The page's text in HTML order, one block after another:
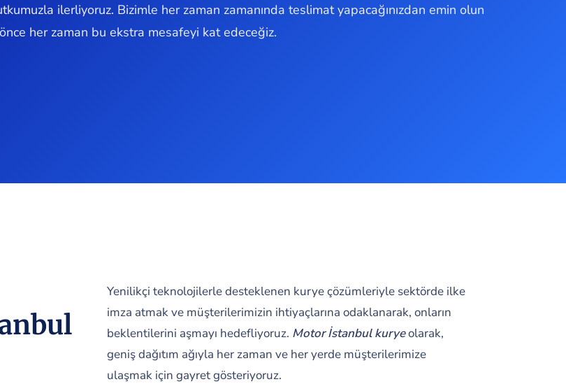
ilerliyoruz. Bizimle her zaman zamanında teslimat yapacağınızdan emin olun
her zaman bu ekstra mesafeyi kat edeceğiz.
Yenilikçi teknolojilerle desteklenen kurye çözümleriyle sektörde ilke
imza atmak ve müşterilerimizin ihtiyaçlarına odaklanarak, onların
beklentilerini aşmayı hedefliyoruz. Motor İstanbul kuryeolarak,
geniş dağıtım ağıyla her zaman ve her yerde müşterilerimize
ulaşmak için gayret gösteriyoruz.